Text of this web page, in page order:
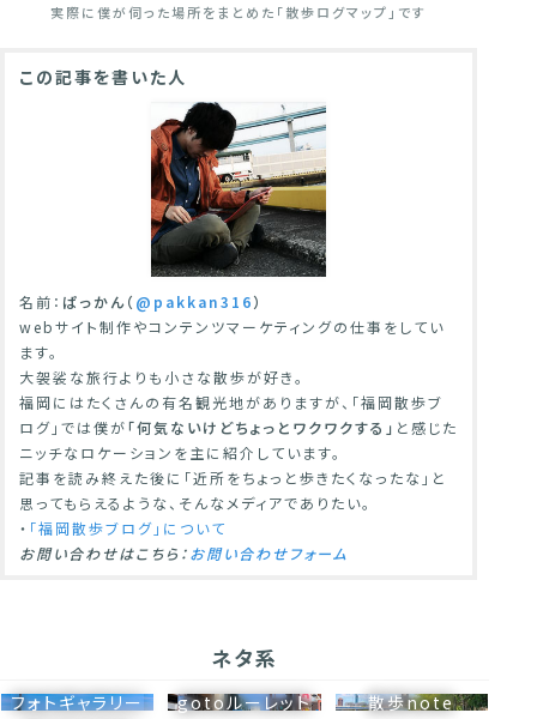
実際に僕が伺った場所をまとめた 「散歩ログマップ」です
この記事を書いた人
名前： ぱっかん（ @pakkan316）
webサイト制作やコンテンツマーケティングの仕事をしてい
ます。
大袈裟な旅行よりも小さな散歩が好き。
福岡にはたくさんの有名観光地がありますが、「福岡散歩ブ
ログ」では僕が「何気ないけどちょっとワクワクする」 と感じた
ニッチなロケーションを主に紹介しています。
記事を読み終えた後に「近所をちょっと歩きたくなったな」と
思ってもらえるような、そんなメディアでありたい。
・ 「福岡散歩ブログ」について
お問い合わせはこちら：お問い合わせフォーム
ネタ系
フォトギャラリー gotoルーレット
散歩note